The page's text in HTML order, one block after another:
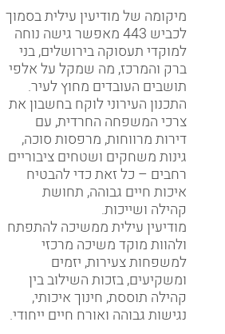
מיקומה של מודיעין עילית בסמוך
לכביש 443 מאפשר גישה נוחה
למוקדי תעסוקה בירושלים, בני
ברק והמרכז, מה שמקל על אלפי
תושבים העובדים מחוץ לעיר.
התכנון העירוני לוקח בחשבון את
צרכי המשפחה החרדית, עם
דירות מרווחות, מרפסות סוכה,
גינות משחקים ושטחים ציבוריים
רחבים – כל זאת כדי להבטיח
איכות חיים גבוהה, תחושת
קהילה ושייכות.
מודיעין עילית ממשיכה להתפתח
ולהוות מוקד משיכה מרכזי
למשפחות צעירות, יזמים
ומשקיעים, בזכות השילוב בין
קהילה תוססת, חינוך איכותי,
נגישות גבוהה ואורח חיים ייחודי.